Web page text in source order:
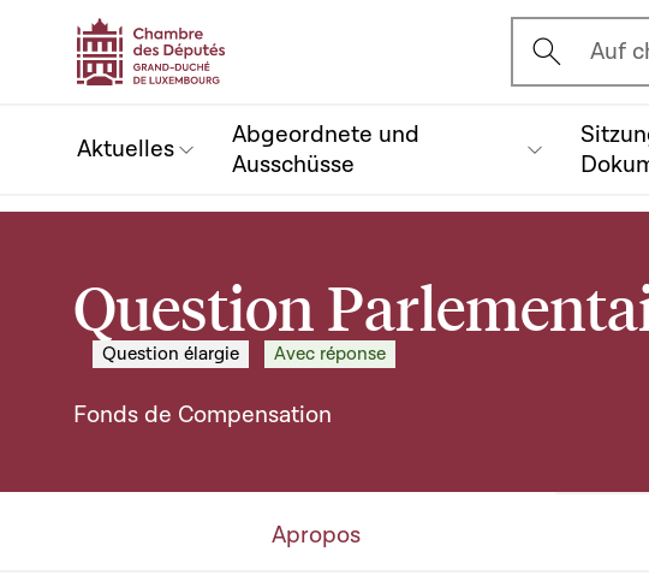
Ouvrir
Auf
Aktuelles
Abgeordnete und
Ausschüsse
Question
Question élargie Avec réponse
Fonds de Compensation
Apropos